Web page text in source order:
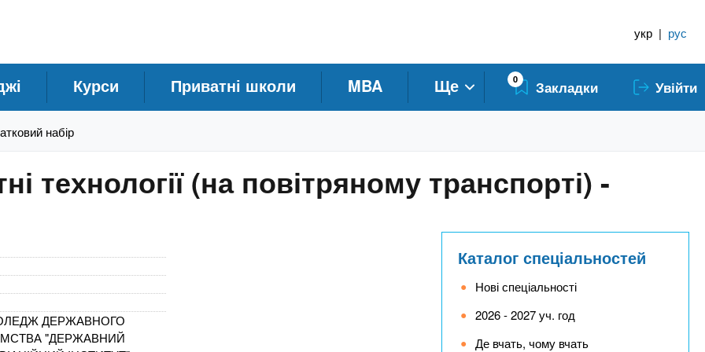
укр | рус
Курси Приватні школи MBA Ще 0 Закладки Увійти
набір
технології (на повітряному транспорті) -
ДЕРЖАВНОГО
"ДЕРЖАВНИЙ
Каталог спеціальностей
Нові спеціальності
2026 - 2027 уч. год
Де вчать, чому вчать